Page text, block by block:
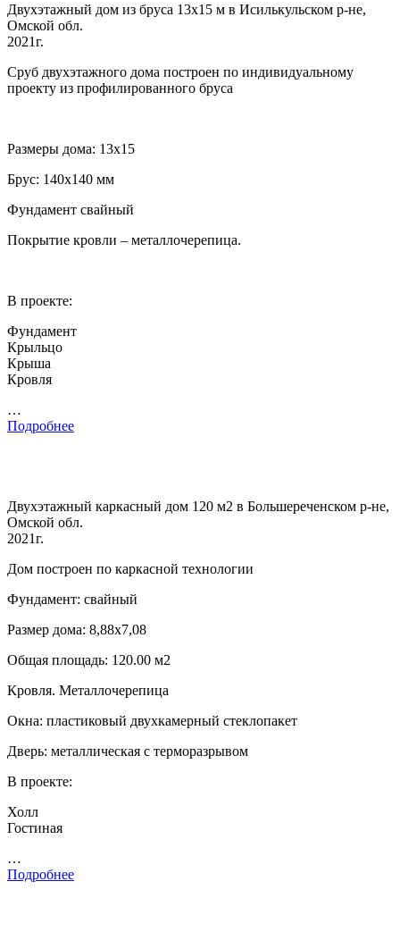
Двухэтажный дом из бруса 13х15 м в Исилькульском р-не,
Омской обл.
2021г.
Сруб двухэтажного дома построен по индивидуальному
проекту из профилированного бруса
Размеры дома: 13х15
Брус: 140х140 мм
Фундамент свайный
Покрытие кровли – металлочерепица.
В проекте:
Фундамент
Крыльцо
Крыша
Кровля
…
Подробнее
Двухэтажный каркасный дом 120 м2 в Большереченском р-не,
Омской обл.
2021г.
Дом построен по каркасной технологии
Фундамент: свайный
Размер дома: 8,88х7,08
Общая площадь: 120.00 м2
Кровля. Металлочерепица
Окна: пластиковый двухкамерный стеклопакет
Дверь: металлическая с терморазрывом
В проекте:
Холл
Гостиная
…
Подробнее